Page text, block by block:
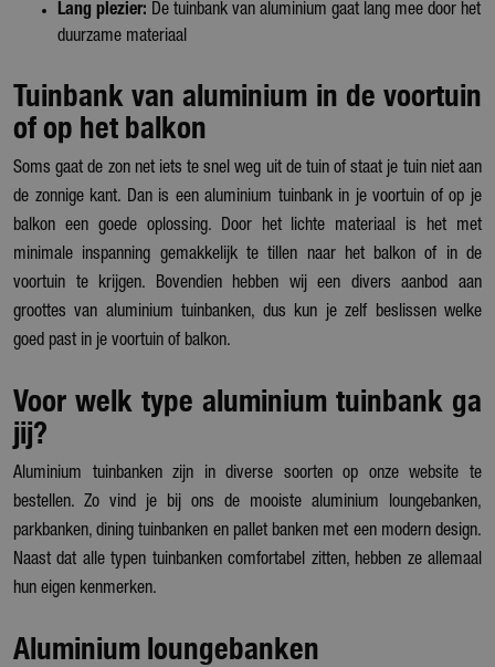
Lang plezier: De tuinbank van aluminium gaat lang mee door het
duurzame materiaal
Tuinbank van aluminium in de voortuin
of op het balkon
Soms gaat de zon net iets te snel weg uit de tuin of staat je tuin niet aan
de zonnige kant. Dan is een aluminium tuinbank in je voortuin of op je
balkon een goede oplossing. Door het lichte materiaal is het met
minimale inspanning gemakkelijk te tillen naar het balkon of in de
voortuin te krijgen. Bovendien hebben wij een divers aanbod aan
groottes van aluminium tuinbanken, dus kun je zelf beslissen welke
goed past in je voortuin of balkon.
Voor welk type aluminium tuinbank ga
jij?
Aluminium tuinbanken zijn in diverse soorten op onze website te
bestellen. Zo vind je bij ons de mooiste aluminium loungebanken,
parkbanken, dining tuinbanken en pallet banken met een modern design.
Naast dat alle typen tuinbanken comfortabel zitten, hebben ze allemaal
hun eigen kenmerken.
Aluminium loungebanken